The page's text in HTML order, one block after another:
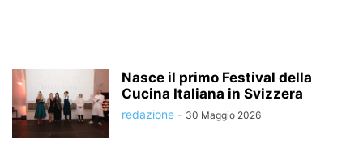
Nasce il primo Festival della
Cucina Italiana in Svizzera
redazione - 30 Maggio 2026